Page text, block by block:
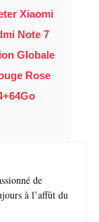
Xiaomi
Note 7
Globale
Rose
de
à l’affût du